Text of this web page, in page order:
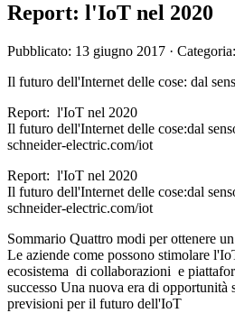
Report: l'IoT nel 2020
Pubblicato: 13 giugno 2017 ·
Il futuro dell'Internet delle cose: dal
Report: l'IoT nel 2020
Il futuro dell'Internet delle cose:dal
schneider-electric.com/iot
Report: l'IoT nel 2020
Il futuro dell'Internet delle cose:dal
schneider-electric.com/iot
Sommario Quattro modi per ottenere
Le aziende come possono stimolare
ecosistema di collaborazioni e
successo Una nuova era di
previsioni per il futuro dell'IoT